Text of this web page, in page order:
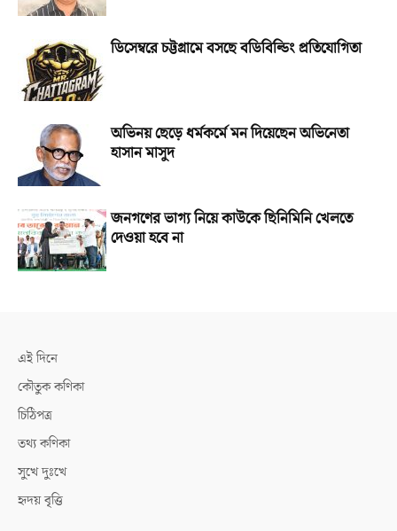
ডিসেম্বরে চট্টগ্রামে বসছে বডিবিল্ডিং প্রতিযোগিতা
অভিনয় ছেড়ে ধর্মকর্মে মন দিয়েছেন অভিনেতা
হাসান মাসুদ
জনগণের ভাগ্য নিয়ে কাউকে ছিনিমিনি খেলতে
দেওয়া হবে না
এই দিনে
কৌতুক কণিকা
চিঠিপত্র
তথ্য কণিকা
সুখে দুঃখে
হৃদয় বৃত্তি